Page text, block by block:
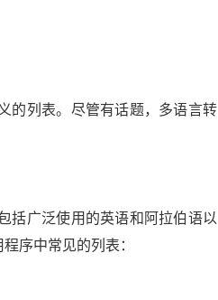
的列表。尽管有话题，多语言转
括广泛使用的英语和阿拉伯语以
序中常见的列表：